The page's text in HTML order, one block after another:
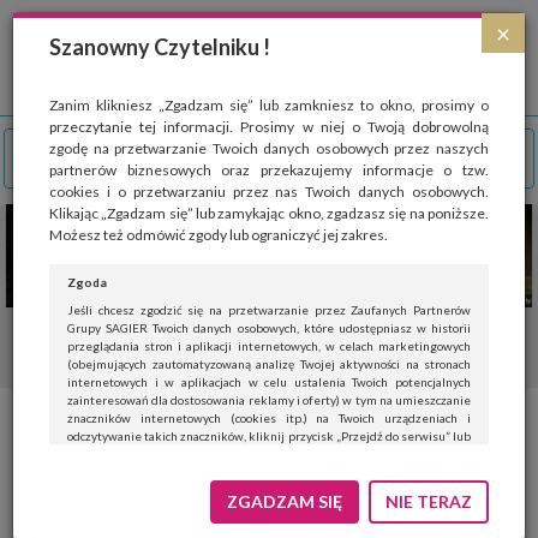
×
Szanowny Czytelniku !
Zanim klikniesz „Zgadzam się” lub zamkniesz to okno, prosimy o
przeczytanie tej informacji. Prosimy w niej o Twoją dobrowolną
zgodę na przetwarzanie Twoich danych osobowych przez naszych
partnerów biznesowych oraz przekazujemy informacje o tzw.
cookies i o przetwarzaniu przez nas Twoich danych osobowych.
Klikając „Zgadzam się” lub zamykając okno, zgadzasz się na poniższe.
Możesz też odmówić zgody lub ograniczyć jej zakres.
Zgoda
Jeśli chcesz zgodzić się na przetwarzanie przez Zaufanych Partnerów
Grupy SAGIER Twoich danych osobowych, które udostępniasz w historii
przeglądania stron i aplikacji internetowych, w celach marketingowych
(obejmujących zautomatyzowaną analizę Twojej aktywności na stronach
internetowych i w aplikacjach w celu ustalenia Twoich potencjalnych
zainteresowań dla dostosowania reklamy i oferty) w tym na umieszczanie
znaczników internetowych (cookies itp.) na Twoich urządzeniach i
odczytywanie takich znaczników, kliknij przycisk „Przejdź do serwisu” lub
Jeśli nie chcesz wyrazić zgody, kliknij „Nie teraz”.
Wyrażenie zgody jest dobrowolne. Możesz edytować zakres zgody, w tym
ZGADZAM SIĘ NIE TERAZ
Strona wykorzystuje pliki cookies, które służą głównie do celów statystycznych.
Wyrażając zgodę na używanie 'cookies', zezwalasz na zapisanie ich w pamięci
przeglądarki. Przejdź do
polityki cookies
Start sprzedaży nowego
Mercedesa eSprintera i